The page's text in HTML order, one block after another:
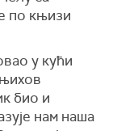
по књизи
у кући
био и
нам наша